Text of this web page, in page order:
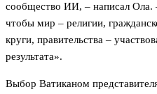
сообщество ИИ, – написал
чтобы мир – религии,
круги, правительства –
результата».
Выбор Ватиканом